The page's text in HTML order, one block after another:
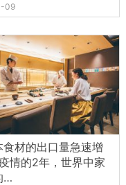
09
食材的出口量急速增
情的2年，世界中家
…